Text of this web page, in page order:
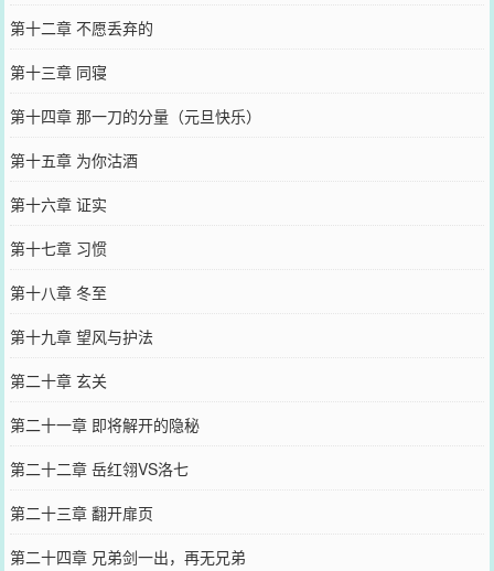
第十二章 不愿丢弃的
第十三章 同寝
第十四章 那一刀的分量（元旦快乐）
第十五章 为你沽酒
第十六章 证实
第十七章 习惯
第十八章 冬至
第十九章 望风与护法
第二十章 玄关
第二十一章 即将解开的隐秘
第二十二章 岳红翎VS洛七
第二十三章 翻开扉页
第二十四章 兄弟剑一出，再无兄弟